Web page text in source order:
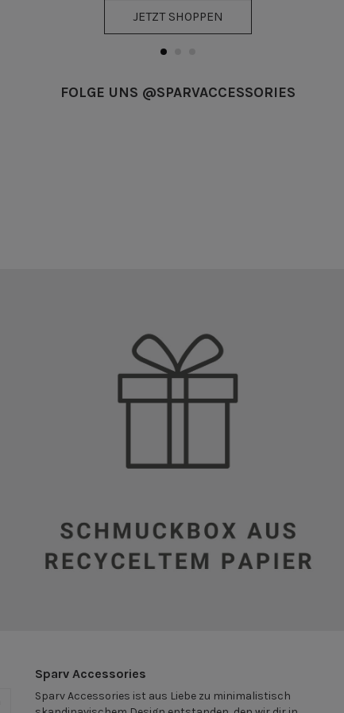
JETZT SHOPPEN
FOLGE UNS @SPARVACCESSORIES
Sparv Accessories
Sparv Accessories ist aus Liebe zu minimalistisch